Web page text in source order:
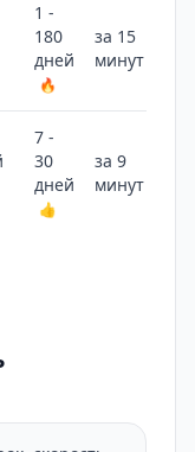
1 -
180
дней
🔥
за 15
минут
7 -
30
дней
👍
за 9
минут